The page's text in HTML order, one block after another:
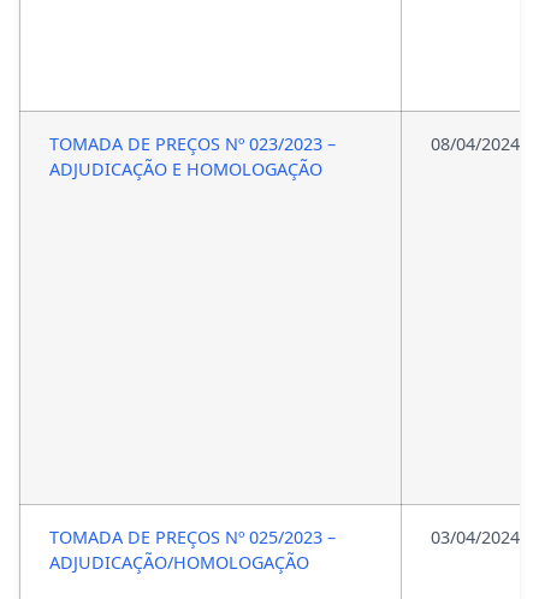
TOMADA DE PREÇOS Nº 023/2023 –
ADJUDICAÇÃO E HOMOLOGAÇÃO
08/04/2024
TOMADA DE PREÇOS Nº 025/2023 –
ADJUDICAÇÃO/HOMOLOGAÇÃO
03/04/2024